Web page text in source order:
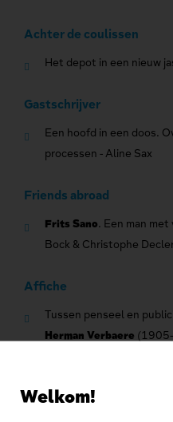
Welkom!
Achter de coulissen
Het depot in een nieuw
Gastschrijver
Een hoofd in een doos.
processen - Aline Sax
Friends abroad
Frits Sano. Een man
Bock & Christophe
Affiche
Tussen penseel en
Herman Verbaere
De dichter vraagt raad.